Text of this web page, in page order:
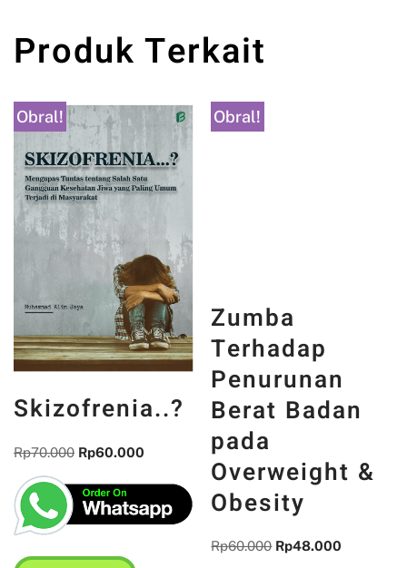
Produk Terkait
Obral!
Skizofrenia..?
Rp70.000 Rp60.000
Obral!
Zumba
Terhadap
Penurunan
Berat Badan
pada
Overweight &
Obesity
Rp60.000 Rp48.000